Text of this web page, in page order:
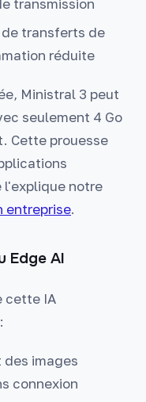
transmission
de transferts de
réduite
Ministral 3 peut
seulement 4 Go
Cette prouesse
l'explique notre
entreprise.
Edge AI
cette IA
des images
connexion